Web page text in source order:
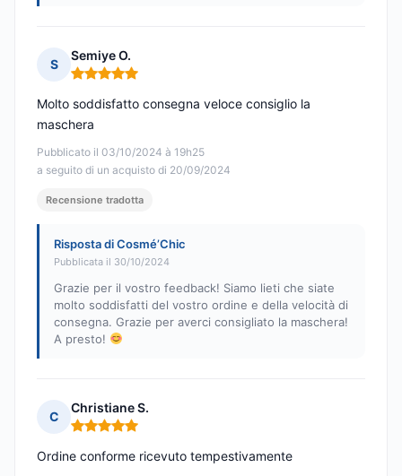
S
Semiye O.
Nota: 5 su 5
Pubblicato il 03/10/2024 à 19h25
a seguito di un acquisto di 20/09/2024
Molto soddisfatto consegna veloce consiglio la
maschera
Recensione tradotta
Risposta di Cosmé’Chic
Pubblicata il 30/10/2024
Grazie per il vostro feedback! Siamo lieti che siate
molto soddisfatti del vostro ordine e della velocità di
consegna. Grazie per averci consigliato la maschera!
A presto!
C
Christiane S.
Nota: 5 su 5
Ordine conforme ricevuto tempestivamente